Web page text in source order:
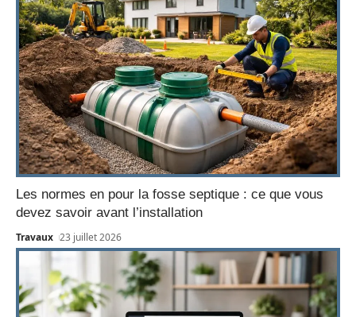
Les normes en pour la fosse septique : ce que vous
devez savoir avant l’installation
Travaux 23 juillet 2026